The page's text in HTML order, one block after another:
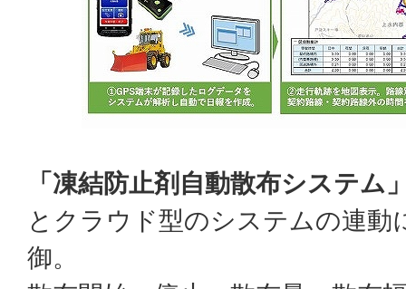
「凍結防止剤自動散布システム
とクラウド型のシステムの連動
御。